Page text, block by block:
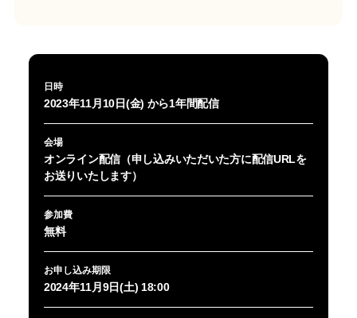
日時
2023年11月10日(金) から1年間配信
会場
オンライン配信（申し込みいただいた方に配信URLを
お送りいたします）
参加費
無料
お申し込み期限
2024年11月9日(土) 18:00